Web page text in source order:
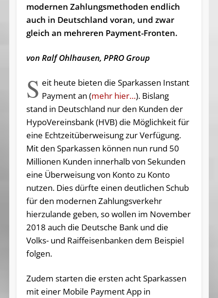
modernen Zahlungsmethoden endlich
auch in Deutschland voran, und zwar
gleich an mehreren Payment-Fronten.
von Ralf Ohlhausen, PPRO Group
S eit heute bieten die Sparkassen Instant
Payment an (mehr hier…). Bislang
stand in Deutschland nur den Kunden der
HypoVereinsbank (HVB) die Möglichkeit für
eine Echtzeitüberweisung zur Verfügung.
Mit den Sparkassen können nun rund 50
Millionen Kunden innerhalb von Sekunden
eine Überweisung von Konto zu Konto
nutzen. Dies dürfte einen deutlichen Schub
für den modernen Zahlungsverkehr
hierzulande geben, so wollen im November
2018 auch die Deutsche Bank und die
Volks- und Raiffeisenbanken dem Beispiel
folgen.
Zudem starten die ersten acht Sparkassen
mit einer Mobile Payment App in